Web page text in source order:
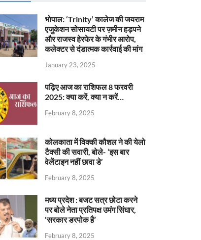
भोपाल: ‘Trinity’ कालेज की जयराम
एजुकेशन सोसायटी पर ज़मीन हड़पने
और राजस्व हेरफेर के गंभीर आरोप,
कलेक्टर से दंडात्मक कार्रवाई की मांग
January 23, 2025
पढ़िए आज का राशिफल 8 फरवरी
2025: क्या करें, क्या न करें…
February 8, 2025
कोलकाता में विक्की कौशल ने की येलो
टैक्सी की सवारी, बोले- ‘इस बार
वेलेंटाइन नहीं छावा डे’
February 8, 2025
मध्य प्रदेश : बजट सत्र छोटा करने
पर बोले नेता प्रतिपक्ष उमंग सिंघार,
‘सरकार डरपोक है’
February 8, 2025